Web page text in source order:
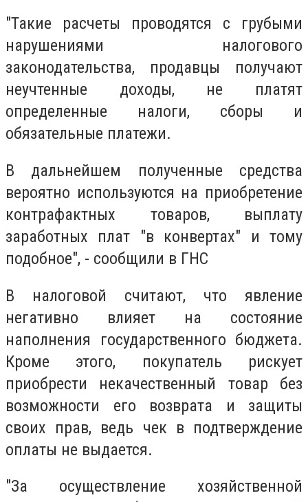
"Такие расчеты проводятся с грубыми
нарушениями налогового
законодательства, продавцы получают
неучтенные доходы, не платят
определенные налоги, сборы и
обязательные платежи.
В дальнейшем полученные средства
вероятно используются на приобретение
контрафактных товаров, выплату
заработных плат "в конвертах" и тому
подобное", - сообщили в ГНС
В налоговой считают, что явление
негативно влияет на состояние
наполнения государственного бюджета.
Кроме этого, покупатель рискует
приобрести некачественный товар без
возможности его возврата и защиты
своих прав, ведь чек в подтверждение
оплаты не выдается.
"За осуществление хозяйственной